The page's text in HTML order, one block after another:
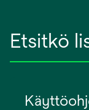
Etsitkö